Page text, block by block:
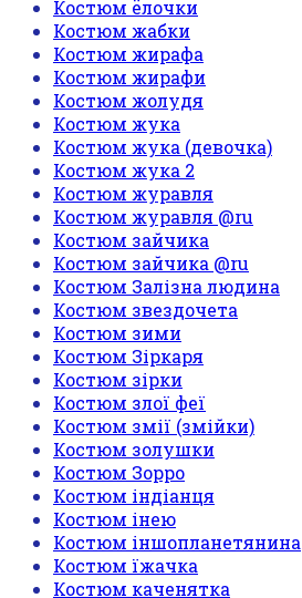
Костюм ёлочки
Костюм жабки
Костюм жирафа
Костюм жирафи
Костюм жолудя
Костюм жука
Костюм жука (девочка)
Костюм жука 2
Костюм журавля
Костюм журавля @ru
Костюм зайчика
Костюм зайчика @ru
Костюм Залізна людина
Костюм звездочета
Костюм зими
Костюм Зіркаря
Костюм зірки
Костюм злої феї
Костюм змії (змійки)
Костюм золушки
Костюм Зорро
Костюм індіанця
Костюм інею
Костюм іншопланетянина
Костюм їжачка
Костюм каченятка